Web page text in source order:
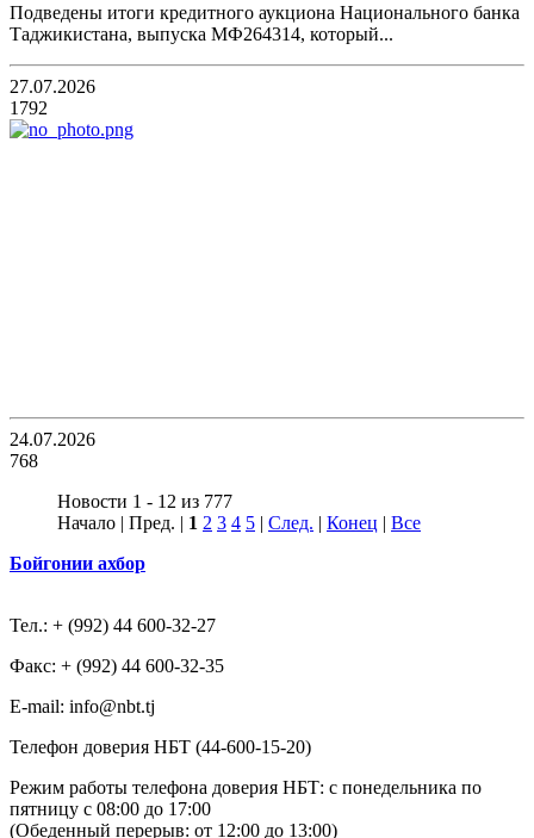
Подведены итоги кредитного аукциона Национального банка
Таджикистана, выпуска МФ264314, который...
27.07.2026
1792
24.07.2026
768
Новости 1 - 12 из 777
Начало | Пред. | 1 2 3 4 5 | След. | Конец | Все
Бойгонии ахбор
Тел.: + (992) 44 600-32-27
Факс: + (992) 44 600-32-35
Е-mail: info@nbt.tj
Телефон доверия НБТ (44-600-15-20)
Режим работы телефона доверия НБТ: с понедельника по
пятницу с 08:00 до 17:00
(Обеденный перерыв: от 12:00 до 13:00)